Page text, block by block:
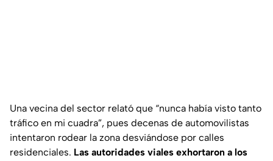
Una vecina del sector relató que “nunca había visto tanto
tráfico en mi cuadra”, pues decenas de automovilistas
intentaron rodear la zona desviándose por calles
residenciales. Las autoridades viales exhortaron a los